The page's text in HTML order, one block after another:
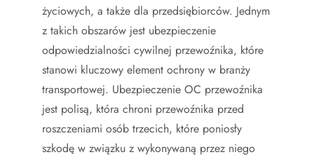
życiowych, a także dla przedsiębiorców. Jednym
z takich obszarów jest ubezpieczenie
odpowiedzialności cywilnej przewoźnika, które
stanowi kluczowy element ochrony w branży
transportowej. Ubezpieczenie OC przewoźnika
jest polisą, która chroni przewoźnika przed
roszczeniami osób trzecich, które poniosły
szkodę w związku z wykonywaną przez niego